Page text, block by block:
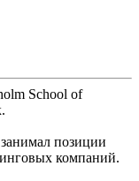
School of
позиции
компаний.